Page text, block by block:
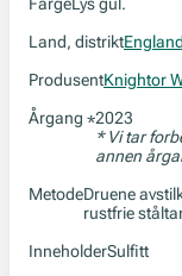
FargeLys gul.
Land, distriktEngland
ProdusentKnightor
Årgang *2023
* Vi tar
annen
MetodeDruene
rustfrie
InneholderSulfitt